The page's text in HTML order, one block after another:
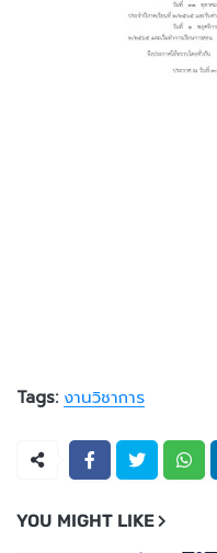
Tags: งานวิชาการ
YOU MIGHT LIKE